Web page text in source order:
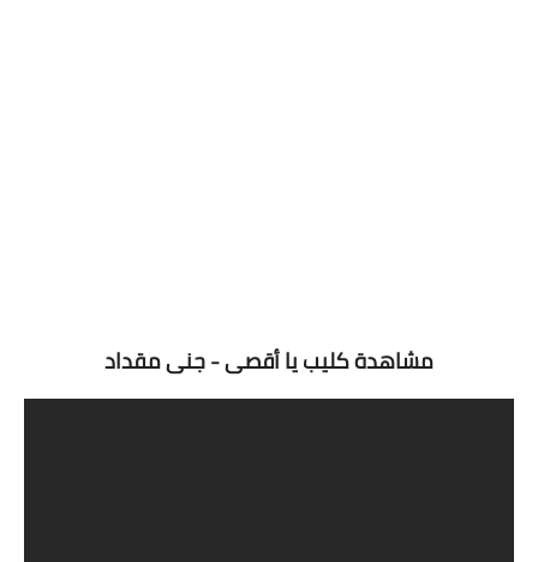
مشاهدة كليب يا أقصى - جنى مقداد